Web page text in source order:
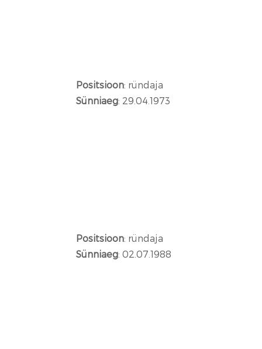
Positsioon: ründaja
Sünniaeg: 29.04.1973
Positsioon: ründaja
Sünniaeg: 02.07.1988